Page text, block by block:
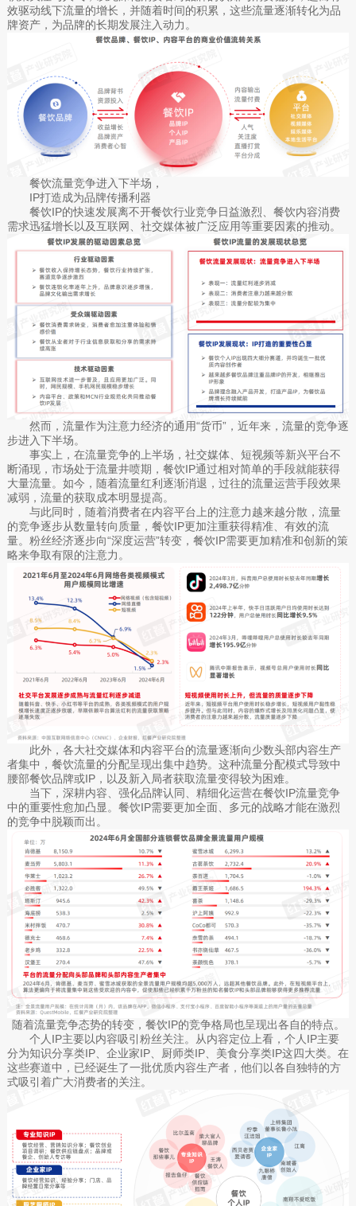
效驱动线下流量的增长，并随着时间的积累，这些流量逐渐转化为品
牌资产，为品牌的长期发展注入动力。
餐饮流量竞争进入下半场，
IP打造成为品牌传播利器
餐饮IP的快速发展离不开餐饮行业竞争日益激烈、餐饮内容消费
需求迅猛增长以及互联网、社交媒体被广泛应用等重要因素的推动。
然而，流量作为注意力经济的通用“货币”，近年来，流量的竞争逐
步进入下半场。
事实上，在流量竞争的上半场，社交媒体、短视频等新兴平台不
断涌现，市场处于流量井喷期，餐饮IP通过相对简单的手段就能获得
大量流量。如今，随着流量红利逐渐消退，过往的流量运营手段效果
减弱，流量的获取成本明显提高。
与此同时，随着消费者在内容平台上的注意力越来越分散，流量
的竞争逐步从数量转向质量，餐饮IP更加注重获得精准、有效的流
量。粉丝经济逐步向“深度运营”转变，餐饮IP需要更加精准和创新的策
略来争取有限的注意力。
此外，各大社交媒体和内容平台的流量逐渐向少数头部内容生产
者集中，餐饮流量的分配呈现出集中趋势。这种流量分配模式导致中
腰部餐饮品牌或IP，以及新入局者获取流量变得较为困难。
当下，深耕内容、强化品牌认同、精细化运营在餐饮IP流量竞争
中的重要性愈加凸显。餐饮IP需要更加全面、多元的战略才能在激烈
的竞争中脱颖而出。
随着流量竞争态势的转变，餐饮IP的竞争格局也呈现出各自的特点。
个人IP主要以内容吸引粉丝关注。从内容定位上看，个人IP主要
分为知识分享类IP、企业家IP、厨师类IP、美食分享类IP这四大类。在
这些赛道中，已经诞生了一批优质内容生产者，他们以各自独特的方
式吸引着广大消费者的关注。